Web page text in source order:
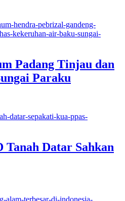
Padang Tinjau dan
Paraku
Tanah Datar Sahkan